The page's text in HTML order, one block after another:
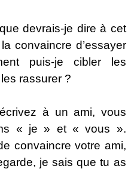
devrais-je dire à cet
convaincre d’essayer
puis-je cibler les
rassurer ?
à un ami, vous
« je » et « vous ».
convaincre votre ami,
je sais que tu as